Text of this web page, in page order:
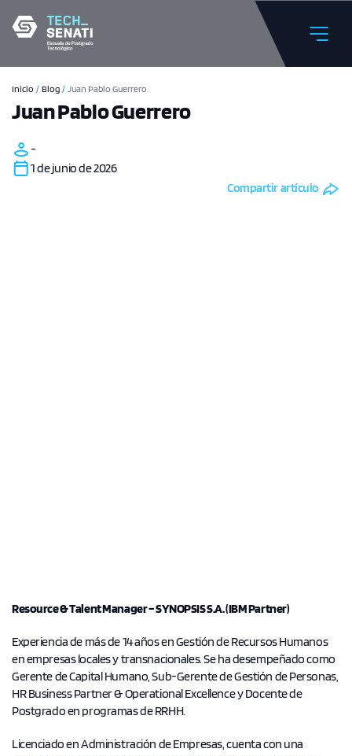
Inicio / Blog / Juan Pablo Guerrero
Juan Pablo Guerrero
-
1 de junio de 2026
Compartir artículo
Resource & Talent Manager – SYNOPSIS S.A. (IBM Partner)
Experiencia de más de 14 años en Gestión de Recursos Humanos
en empresas locales y transnacionales. Se ha desempeñado como
Gerente de Capital Humano, Sub-Gerente de Gestión de Personas,
HR Business Partner & Operational Excellence y Docente de
Postgrado en programas de RRHH.
Licenciado en Administración de Empresas, cuenta con una